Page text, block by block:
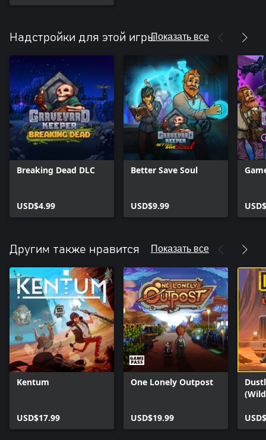
Надстройки для этой игрыПоказать все
Breaking Dead DLC
USD$4.99
Better Save Soul
USD$9.99
Другим также нравится Показать все
Kentum
USD$17.99
One Lonely Outpost
USD$19.99